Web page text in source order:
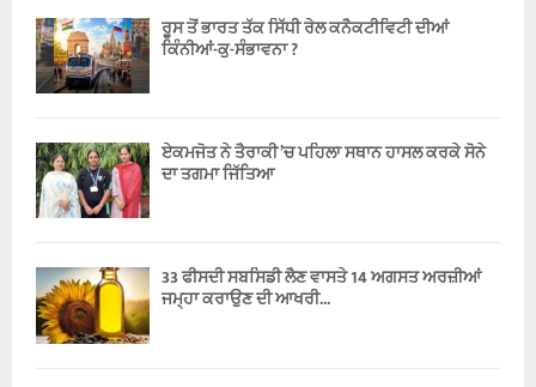
ਰੂਸ ਤੋਂ ਭਾਰਤ ਤੱਕ ਸਿੱਧੀ ਰੇਲ ਕਨੈਕਟੀਵਿਟੀ ਦੀਆਂ
ਕਿੰਨੀਆਂ-ਕੁ-ਸੰਭਾਵਨਾ ?
ਏਕਮਜੋਤ ਨੇ ਤੈਰਾਕੀ ’ਚ ਪਹਿਲਾ ਸਥਾਨ ਹਾਸਲ ਕਰਕੇ ਸੋਨੇ
ਦਾ ਤਗਮਾ ਜਿੱਤਿਆ
33 ਫੀਸਦੀ ਸਬਸਿਡੀ ਲੈਣ ਵਾਸਤੇ 14 ਅਗਸਤ ਅਰਜ਼ੀਆਂ
ਜਮ੍ਹਾ ਕਰਾਉਣ ਦੀ ਆਖਰੀ...